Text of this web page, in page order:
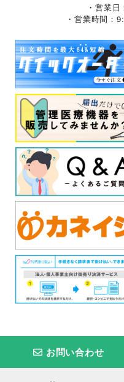
・営業
・営業時間：
お問い合わせ